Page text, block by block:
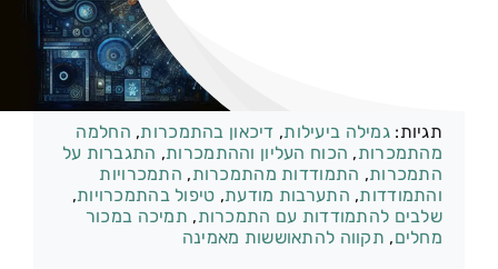
צור קשר
תגיות: גמילה ביעילות, דיכאון בהתמכרות, החלמה
מהתמכרות, הכוח העליון וההתמכרות, התגברות על
התמכרות, התמודדות מהתמכרות, התמכרויות
והתמודדות, התערבות מודעת, טיפול בהתמכרויות,
שלבים להתמודדות עם התמכרות, תמיכה במכור
מחלים, תקווה להתאוששות מאמינה